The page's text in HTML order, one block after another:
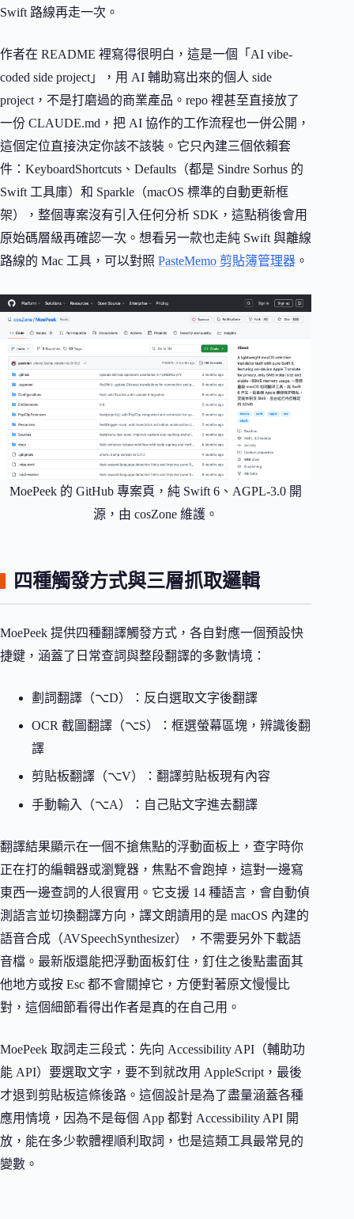
Swift 路線再走一次。
作者在 README 裡寫得很明白，這是一個「AI vibe-
coded side project」，用 AI 輔助寫出來的個人 side
project，不是打磨過的商業產品。repo 裡甚至直接放了
一份 CLAUDE.md，把 AI 協作的工作流程也一併公開，
這個定位直接決定你該不該裝。它只內建三個依賴套
件：KeyboardShortcuts、Defaults（都是 Sindre Sorhus 的
Swift 工具庫）和 Sparkle（macOS 標準的自動更新框
架），整個專案沒有引入任何分析 SDK，這點稍後會用
原始碼層級再確認一次。想看另一款也走純 Swift 與離線
路線的 Mac 工具，可以對照 PasteMemo 剪貼簿管理器 。
MoePeek 的 GitHub 專案頁，純 Swift 6、AGPL-3.0 開
源，由 cosZone 維護。
四種觸發方式與三層抓取邏輯
MoePeek 提供四種翻譯觸發方式，各自對應一個預設快
捷鍵，涵蓋了日常查詞與整段翻譯的多數情境：
劃詞翻譯（⌥D）：反白選取文字後翻譯
OCR 截圖翻譯（⌥S）：框選螢幕區塊，辨識後翻
譯
剪貼板翻譯（⌥V）：翻譯剪貼板現有內容
手動輸入（⌥A）：自己貼文字進去翻譯
翻譯結果顯示在一個不搶焦點的浮動面板上，查字時你
正在打的編輯器或瀏覽器，焦點不會跑掉，這對一邊寫
東西一邊查詞的人很實用。它支援 14 種語言，會自動偵
測語言並切換翻譯方向，譯文朗讀用的是 macOS 內建的
語音合成（AVSpeechSynthesizer），不需要另外下載語
音檔。最新版還能把浮動面板釘住，釘住之後點畫面其
他地方或按 Esc 都不會關掉它，方便對著原文慢慢比
對，這個細節看得出作者是真的在自己用。
MoePeek 取詞走三段式：先向 Accessibility API（輔助功
能 API）要選取文字，要不到就改用 AppleScript，最後
才退到剪貼板這條後路。這個設計是為了盡量涵蓋各種
應用情境，因為不是每個 App 都對 Accessibility API 開
放，能在多少軟體裡順利取詞，也是這類工具最常見的
變數。